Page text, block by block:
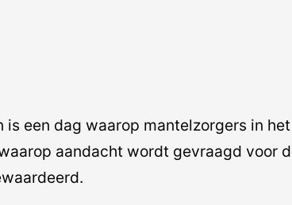
een dag waarop mantelzorgers in
aandacht wordt gevraagd voor